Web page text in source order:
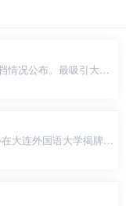
情况公布。最吸引大家
取分数，而是广东外语
2万名，历史类55
大连外国语大学揭牌成
传翻译中心大连是中国